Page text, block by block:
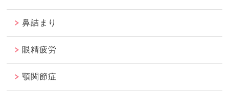
鼻詰まり
眼精疲労
顎関節症